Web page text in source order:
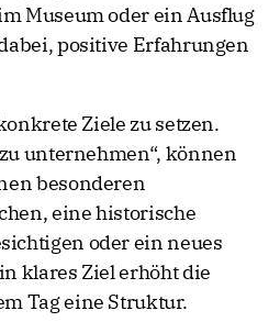
Museum oder ein Ausflug
positive Erfahrungen
Ziele zu setzen.
unternehmen“, können
besonderen
eine historische
oder ein neues
klares Ziel erhöht die
Tag eine Struktur.